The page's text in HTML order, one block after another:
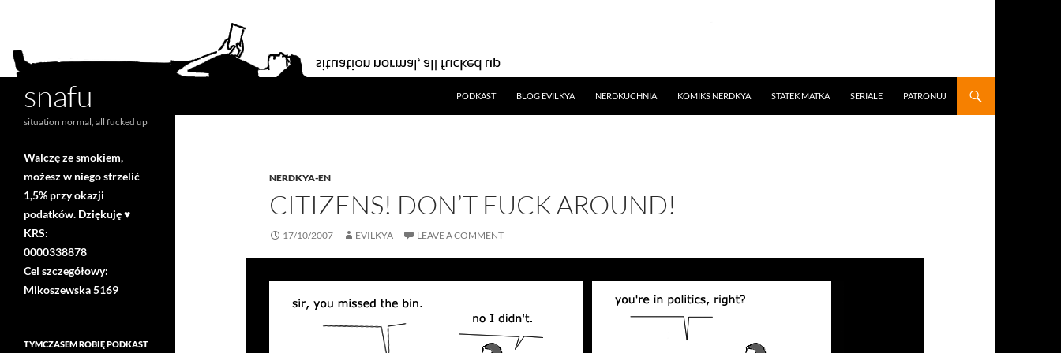
snafu
PODKAST
BLOG EVILKYA NERDKUCHNIA KOMIKS NERDKYA STATEK MATKA SERIALE PATRONUJ
NERDKYA-EN
CITIZENS! DON’T FUCK AROUND!
17/10/2007 EVILKYA LEAVE A COMMENT
situation normal, all fucked up
Walczę ze smokiem,
możesz w niego strzelić
1,5% przy okazji
podatków. Dziękuję ♥
KRS:
0000338878
Cel szczegółowy:
Mikoszewska 5169
TYMCZASEM ROBIĘ PODKAST